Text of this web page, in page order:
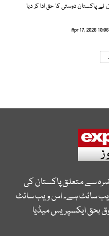
نے پاکستان دوستی کا حق ادا کر دیا
Apr 17, 2026
سے متعلق پاکستان کی
سائٹ ہے۔ اس ویب سائٹ
بحق ایکسپریس میڈیا